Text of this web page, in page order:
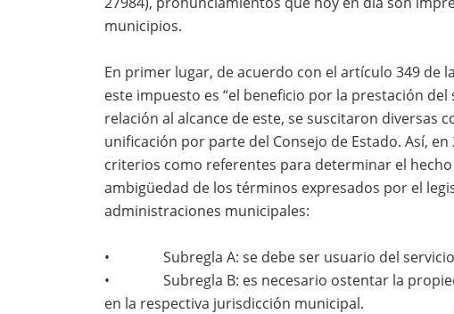
municipios.
En primer lugar, de acuerdo con el artículo 349 de
este impuesto es “el beneficio por la prestación
relación al alcance de este, se suscitaron diversas
unificación por parte del Consejo de Estado. Así,
criterios como referentes para determinar el
ambigüedad de los términos expresados por el
administraciones municipales:
• Subregla A: se debe ser usuario del servicio
• Subregla B: es necesario ostentar la
en la respectiva jurisdicción municipal.